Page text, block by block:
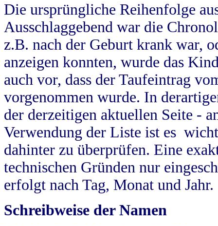
Die ursprüngliche Reihenfolge
Ausschlaggebend war die
z.B. nach der Geburt krank war,
anzeigen konnten, wurde das
auch vor, dass der Taufeintrag
vorgenommen wurde. In
der derzeitigen aktuellen Seite -
Verwendung der Liste ist es
dahinter zu überprüfen. Eine
technischen Gründen nur
erfolgt nach Tag, Monat und Jahr.
Schreibweise der Namen